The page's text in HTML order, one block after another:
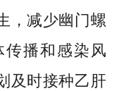
，减少幽门螺
播和感染风
及时接种乙肝